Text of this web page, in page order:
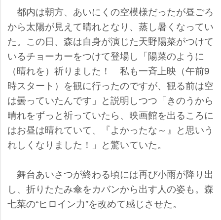
都内は朝方、あいにくの空模様だったが昼ごろ
から太陽が見えて晴れとなり、蒸し暑くなってい
た。この日、森は自身が演じた天野陽菜がつけて
いるチョーカーをつけて登場し「陽菜のように
（晴れを）祈りました！ 私も一斉上映（午前9
時スタート）を観に行ったのですが、観る前は空
は曇っていたんです」と説明しつつ「きのうから
晴れをずっと祈っていたら、映画館を出るころに
はお昼は晴れていて、『よかったな～』と思いう
れしくなりました！」と驚いていた。
舞台あいさつが終わる頃には再び小雨が降り出
し、折りたたみ傘をカバンから出す人の姿も。森
七菜の“ヒロイン力”を改めて感じさせた。